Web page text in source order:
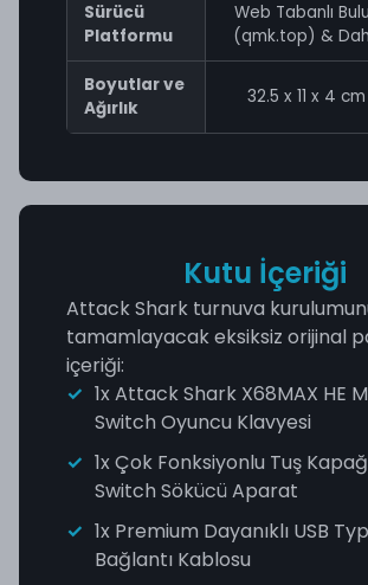
Sürücü
Platformu
Web Tabanlı
(qmk.top) &
Boyutlar ve
Ağırlık
32.5 x 11 x 4
Kutu İçeriği
Attack Shark turnuva
tamamlayacak eksiksiz orijinal
içeriği:
1x Attack Shark X68MAX HE
Switch Oyuncu Klavyesi
1x Çok Fonksiyonlu Tuş
Switch Sökücü Aparat
1x Premium Dayanıklı USB
Bağlantı Kablosu